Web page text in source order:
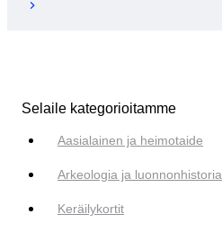
Selaile kategorioitamme
Aasialainen ja heimotaide
Arkeologia ja luonnonhistoria
Keräilykortit